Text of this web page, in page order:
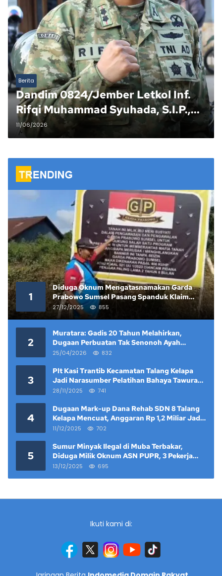
Berita
Dandim 0824/Jember Letkol Inf.
Rifqi Muhammad Syuhada, S.I.P.,
M.I.P. Tegaskan Kesiapsiagaan
Hadapi Karhutla, Simulasi TNI AD
di Wuluhan Jadi Bukti Nyata
Negara Hadir Melindungi Rakyat
11/06/2026
1
Diduga Oknum Mengatasnamakan Garda
Prabowo Sumsel Pasang Spanduk Klaim
Lahan yang Telah Diputus Pengadilan
27/12/2025 855
2
Muratara: Gadis 20 Tahun Melahirkan,
Dugaan Perbuatan Tak Senonoh Ayah
Kandung Mencuat
25/04/2026 832
3
Plt Kasi Trantib Kecamatan Talang Kelapa
Jadi Narasumber Pelatihan Bahaya Tawuran
dan Narkoba di Keramat Raya
28/11/2025 741
4
Dugaan Mark-up Dana Rehab SDN 8 Talang
Kelapa Mencuat, Anggaran Rp 1,2 Miliar Jadi
Sorotan
11/12/2025 702
5
Sumur Minyak Ilegal di Muba Terbakar,
Diduga Milik Oknum ASN PUPR, 3 Pekerja
Tewas
13/12/2025 695
Ikuti kami di: